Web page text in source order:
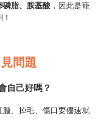
磷脂、胺基酸 ，因此是寵
問題
自己好嗎？
、掉毛、傷口要儘速就